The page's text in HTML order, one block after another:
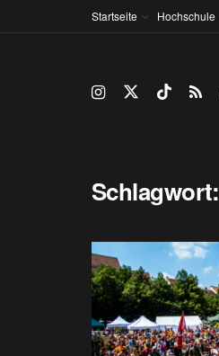
Startseite Hochschule
Schlagwort: